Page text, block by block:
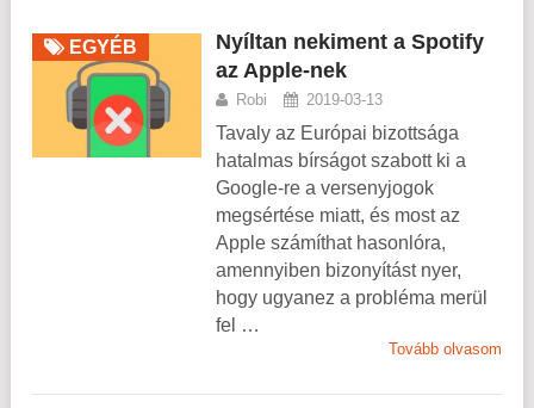
EGYÉB
Nyíltan nekiment a Spotify
az Apple-nek
Robi 2019-03-13
Tavaly az Európai bizottsága
hatalmas bírságot szabott ki a
Google-re a versenyjogok
megsértése miatt, és most az
Apple számíthat hasonlóra,
amennyiben bizonyítást nyer,
hogy ugyanez a probléma merül
fel …
Tovább olvasom